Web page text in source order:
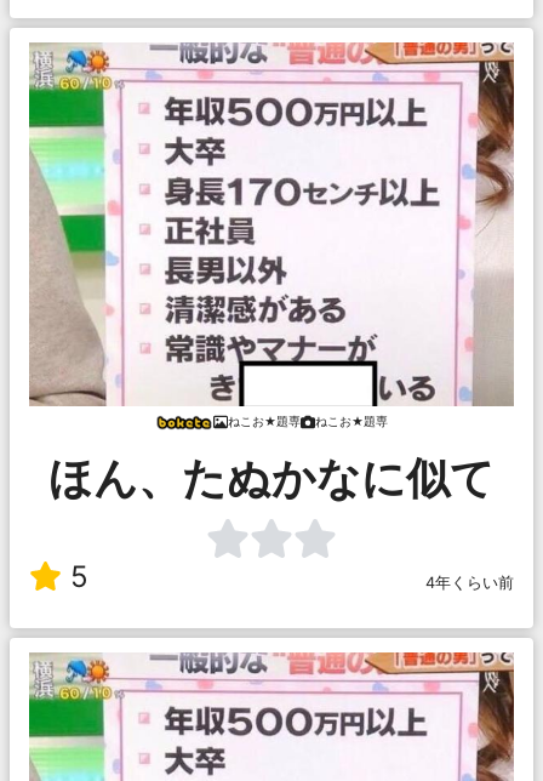
ねこお★題専 ねこお★題専
ほん、たぬかなに似て
5 4年くらい前